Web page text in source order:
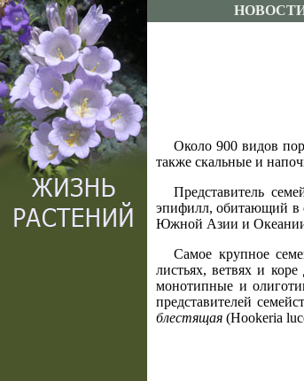
Около 900 видов
также скальные и
Представитель
эпифилл, обитающий в
Южной Азии и Океании,
Самое крупное
листьях, ветвях и
монотипные и
представителей
блестящая (Hookeria